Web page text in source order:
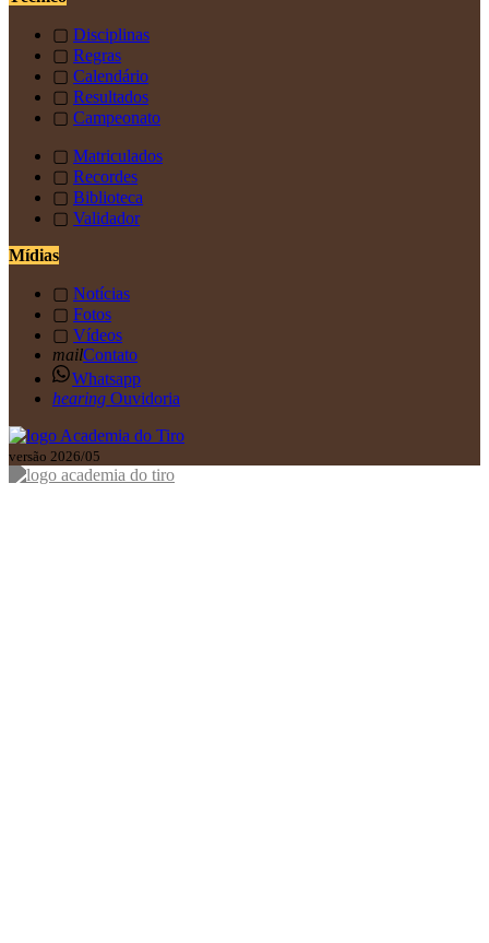
▢ Disciplinas
▢ Regras
▢ Calendário
▢ Resultados
▢ Campeonato
▢ Matriculados
▢ Recordes
▢ Biblioteca
▢ Validador
Mídias
▢ Notícias
▢ Fotos
▢ Vídeos
mailContato
Whatsapp
hearing Ouvidoria
versão 2026/05